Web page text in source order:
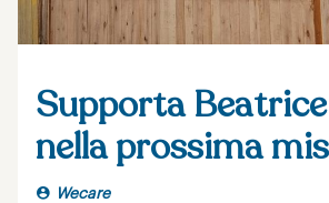
Supporta
nella prossima
Wecare